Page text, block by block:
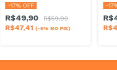
-17% OFF
R$49,90 R$59,90
R$47,41 (-5% NO PIX)
-17